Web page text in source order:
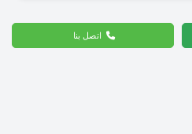
اتصل بنا